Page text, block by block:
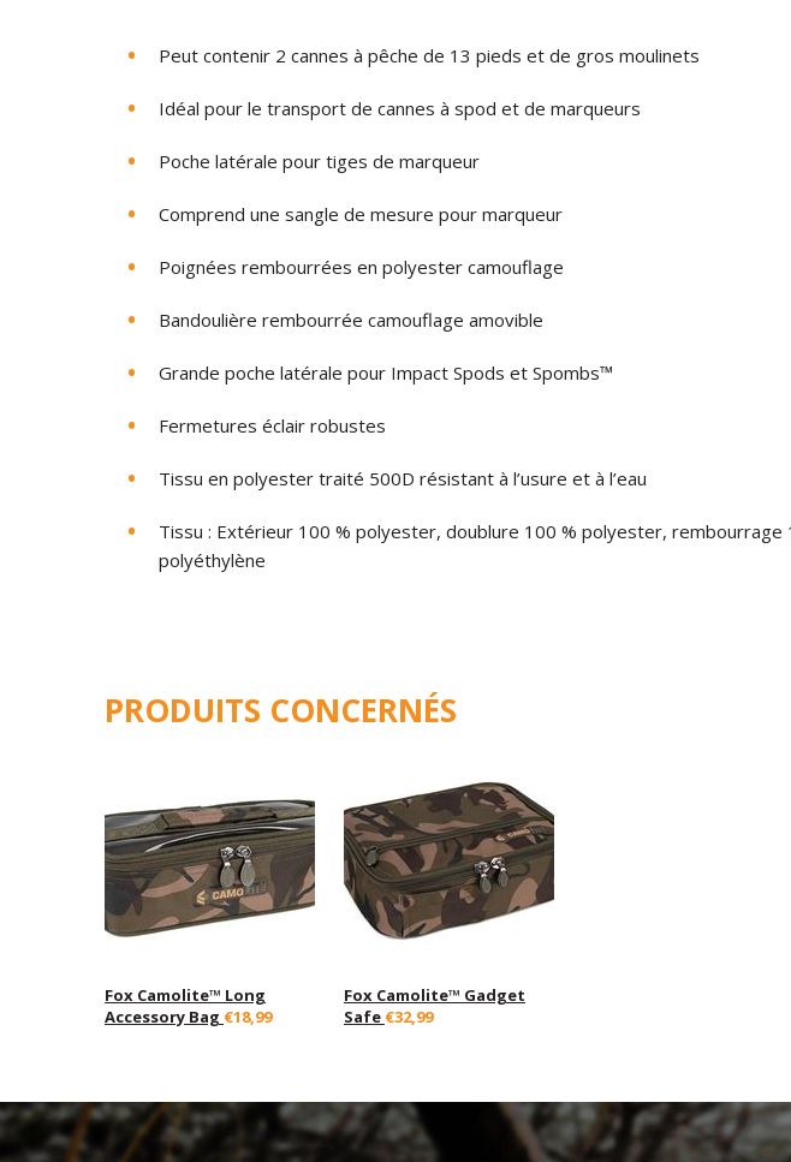
Peut contenir 2 cannes à pêche de 13 pieds et de gros moulinets
Idéal pour le transport de cannes à spod et de marqueurs
Poche latérale pour tiges de marqueur
Comprend une sangle de mesure pour marqueur
Poignées rembourrées en polyester camouflage
Bandoulière rembourrée camouflage amovible
Grande poche latérale pour Impact Spods et Spombs™
Fermetures éclair robustes
Tissu en polyester traité 500D résistant à l’usure et à l’eau
Tissu : Extérieur 100 % polyester, doublure 100 % polyester, rembourrage
polyéthylène
PRODUITS CONCERNÉS
Fox Camolite™ Long
Accessory Bag €18,99
Fox Camolite™ Gadget
Safe €32,99